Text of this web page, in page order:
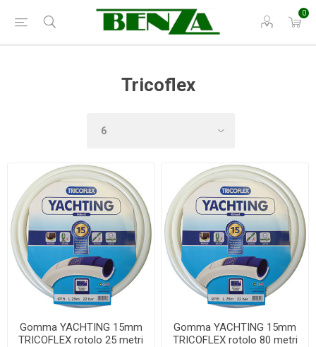
0
Tricoflex
Gomma YACHTING 15mm
TRICOFLEX rotolo 25 metri
Gomma YACHTING 15mm
TRICOFLEX rotolo 80 metri